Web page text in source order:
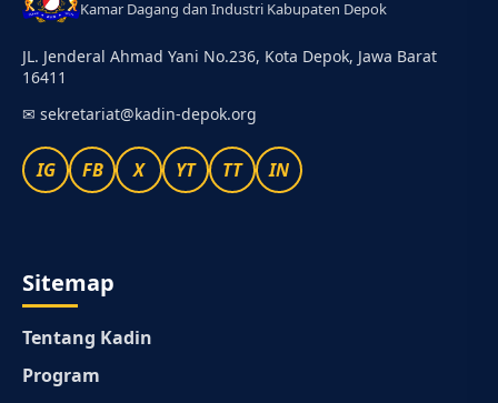
Kamar Dagang dan Industri Kabupaten Depok
JL. Jenderal Ahmad Yani No.236, Kota Depok, Jawa Barat
16411
✉ sekretariat@kadin-depok.org
IG FB X YT TT IN
Sitemap
Tentang Kadin
Program